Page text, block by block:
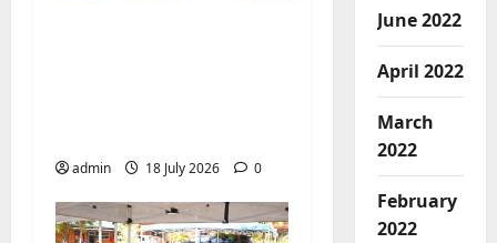
admin 18 July 2026 0
June 2022
April 2022
March
2022
February
2022